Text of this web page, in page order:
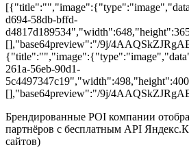
d694-58db-bffd-
[],"base64preview":"/9j/
261a-56eb-90d1-
[],"base64preview":"/9j/
Брендированные POI компании
партнёров с бесплатным API
сайтов)